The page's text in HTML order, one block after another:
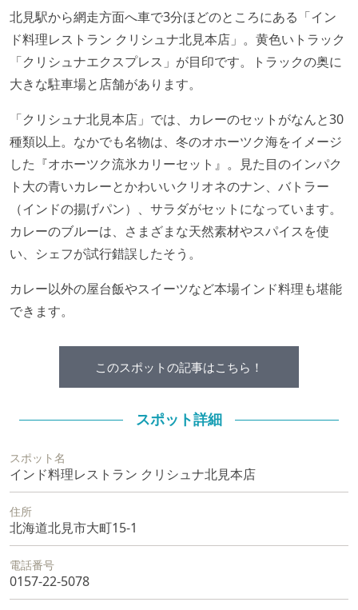
北見駅から網走方面へ車で3分ほどのところにある「イン
ド料理レストラン クリシュナ北見本店」。黄色いトラック
「クリシュナエクスプレス」が目印です。トラックの奥に
大きな駐車場と店舗があります。
「クリシュナ北見本店」では、カレーのセットがなんと30
種類以上。なかでも名物は、冬のオホーツク海をイメージ
した『オホーツク流氷カリーセット』。見た目のインパク
ト大の青いカレーとかわいいクリオネのナン、バトラー
（インドの揚げパン）、サラダがセットになっています。
カレーのブルーは、さまざまな天然素材やスパイスを使
い、シェフが試行錯誤したそう。
カレー以外の屋台飯やスイーツなど本場インド料理も堪能
できます。
このスポットの記事はこちら！
スポット詳細
スポット名
インド料理レストラン クリシュナ北見本店
住所
北海道北見市大町15-1
電話番号
0157-22-5078